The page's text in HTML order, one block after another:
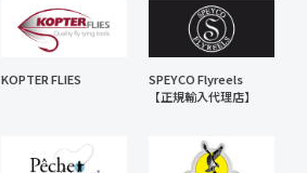
KOPTER FLIES
SPEYCO Flyreels
【正規輸入代理店】